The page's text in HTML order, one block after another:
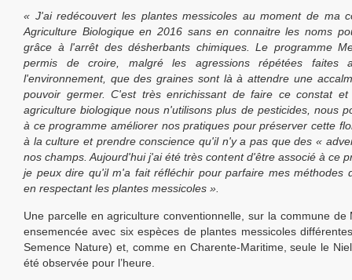
« J'ai redécouvert les plantesmessicoles au moment de ma
Agriculture Biologique en 2016 sans en connaitre les noms
grâce à l'arrêt des désherbants chimiques. Le programme
permis de croire, malgré les agressions répétées
l'environnement, que des graines sont là à attendre une
pouvoir germer. C'est très enrichissant de faire ce constat
agriculture biologique nous n'utilisons plus de pesticides, nous
à ce programme améliorer nos pratiques pour préserver cette
à la culture et prendre conscience qu'il n'y a pas que des «
nos champs. Aujourd'hui j'ai été très content d'être associé à ce
je peux dire qu'il m'a fait réfléchir pour parfaire mes méthodes
en respectant les plantes messicoles ».
Une parcelle en agriculture conventionnelle, sur la commune de
ensemencée avec six espèces de plantes messicoles
Semence Nature) et, comme en Charente-Maritime, seule le
été observée pour l’heure.